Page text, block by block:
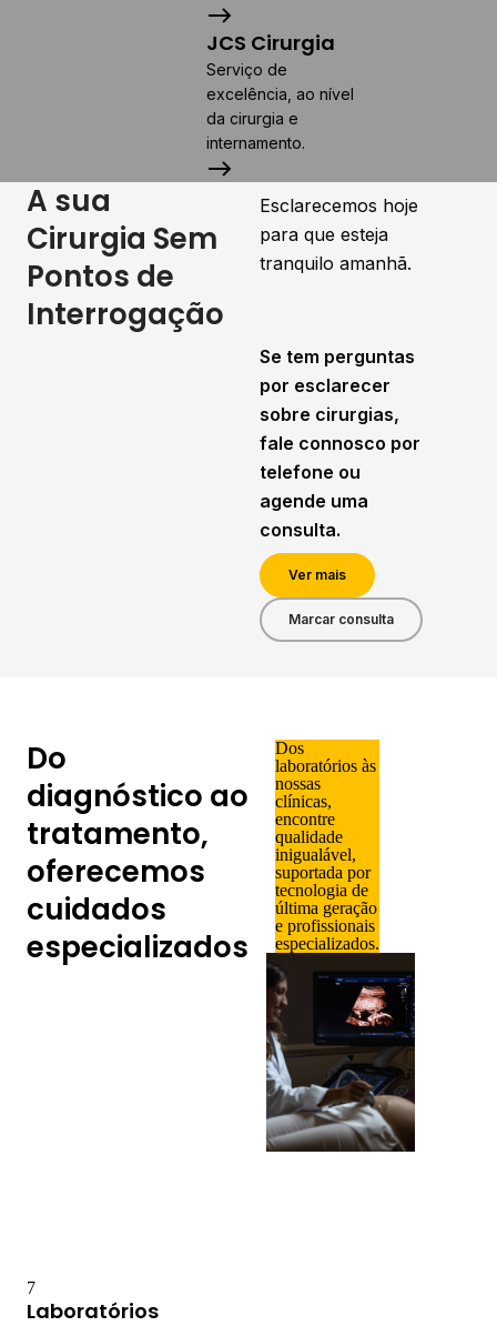
JCS Cirurgia
Serviço de
excelência, ao nível
da cirurgia e
internamento.
A sua
Cirurgia Sem
Pontos de
Interrogação
Esclarecemos hoje
para que esteja
tranquilo amanhã.
Se tem perguntas
por esclarecer
sobre cirurgias,
fale connosco por
telefone ou
agende uma
consulta.
Ver mais
Marcar consulta
Do
diagnóstico ao
tratamento,
oferecemos
cuidados
especializados
Dos
laboratórios às
nossas
clínicas,
encontre
qualidade
inigualável,
suportada por
tecnologia de
última geração
e profissionais
especializados.
7
Laboratórios